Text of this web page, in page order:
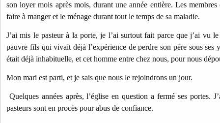
son loyer mois après mois, durant une année entière. Les
faire à manger et le ménage durant tout le temps de sa maladie.
J’ai mis le pasteur à la porte, je l’ai surtout fait parce que j’ai vu
pauvre fils qui vivait déjà l’expérience de perdre son père sous ses
était déjà inhabituelle, et cet homme entre chez nous, pour nous
Mon mari est parti, et je sais que nous le rejoindrons un jour.
Quelques années après, l’église en question a fermé ses portes.
pasteurs sont en procès pour abus de confiance.